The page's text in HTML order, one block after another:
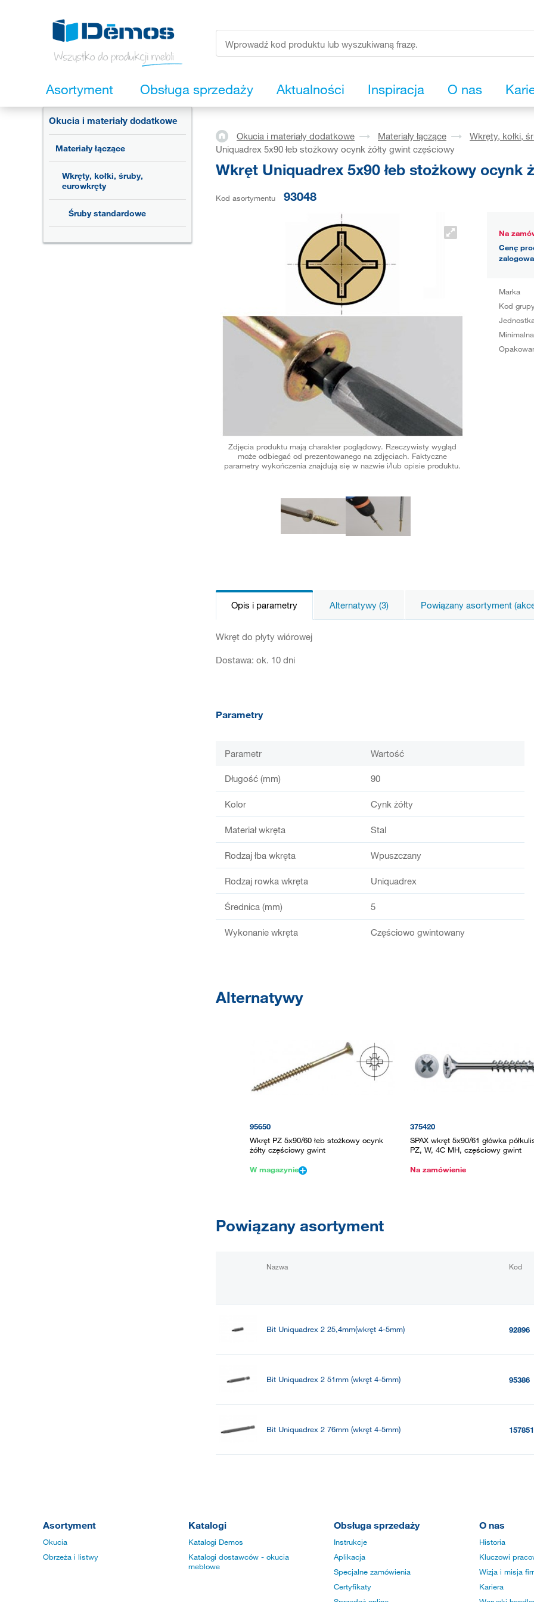
Asortyment Obsługa sprzedaży Aktualności Inspiracja O nas
Okucia i materiały dodatkowe
Materiały łączące
Wkręty, kołki, śruby,
eurowkręty
Śruby standardowe
Okucia i materiały dodatkowe Materiały łączące Wkręty, kołki,
Uniquadrex 5x90 łeb stożkowy ocynk żółty gwint częściowy
Wkręt Uniquadrex 5x90 łeb stożkowy ocynk
Kod asortymentu 93048
Zdjęcia produktu mają charakter poglądowy. Rzeczywisty wygląd
może odbiegać od prezentowanego na zdjęciach. Faktyczne
parametry wykończenia znajdują się w nazwie i/lub opisie produktu.
Na
Cenę
Marka
Kod
Opis i parametry Alternatywy (3) Powiązany asortyment
Wkręt do płyty wiórowej
Dostawa: ok. 10 dni
Parametry
Parametr Wartość
Długość (mm) 90
Kolor Cynk żółty
Materiał wkręta Stal
Rodzaj łba wkręta Wpuszczany
Rodzaj rowka wkręta Uniquadrex
Średnica (mm) 5
Wykonanie wkręta Częściowo gwintowany
Alternatywy
95650
Wkręt PZ 5x90/60 łeb stożkowy ocynk
żółty częściowy gwint
W magazynie
375420
SPAX wkręt 5x90/61 główka
PZ, W, 4C MH, częściowy gwint
Na zamówienie
Powiązany asortyment
Nazwa Kod
Bit Uniquadrex 2 25,4mm(wkręt 4-5mm) 92896
Bit Uniquadrex 2 51mm (wkręt 4-5mm) 95386
Bit Uniquadrex 2 76mm (wkręt 4-5mm) 157851
Asortyment
Okucia
Obrzeża i listwy
Katalogi
Katalogi Demos
Katalogi dostawców - okucia
meblowe
Obsługa sprzedaży
Instrukcje
Aplikacja
Specjalne zamówienia
Certyfikaty
O nas
Historia
Kluczowi
Wizja i misja
Kariera